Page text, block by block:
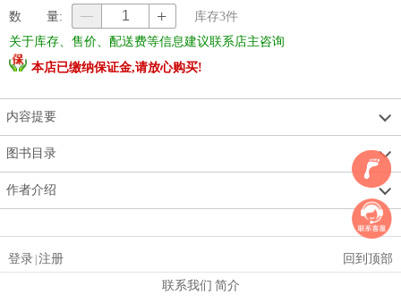
数 量:
— + 库存3件
关于库存、售价、配送费等信息建议联系店主咨询
本店已缴纳保证金,请放心购买!
内容提要
图书目录
作者介绍
登录 注册
回到顶部
联系我们 简介